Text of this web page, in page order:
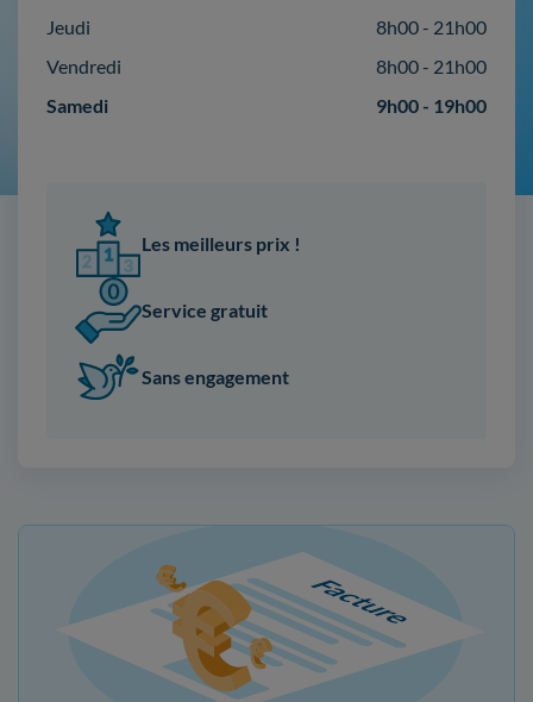
Jeudi
8h00 - 21h00
Vendredi
8h00 - 21h00
Samedi
9h00 - 19h00
Les meilleurs prix !
Service gratuit
Sans engagement